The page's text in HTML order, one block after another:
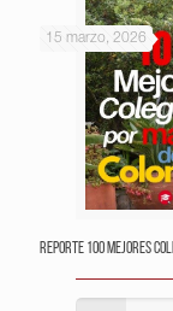
15 marzo, 2026
Reporte 100 Mejores